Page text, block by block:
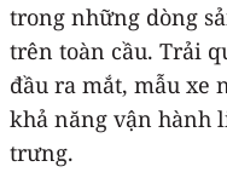
trong những dòng
trên toàn cầu. Trải
đầu ra mắt, mẫu xe
khả năng vận hành
trưng.